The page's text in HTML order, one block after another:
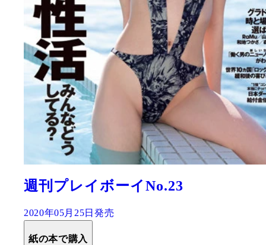
週刊プレイボーイNo.23
2020年05月25日発売
紙の本で購入